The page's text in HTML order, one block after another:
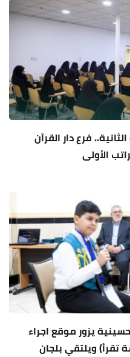
فرع دار القرآن
الأولى
يزور موقع اجراء
تقرأ) ويلتقي بلجان